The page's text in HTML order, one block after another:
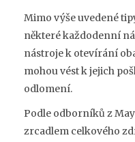
Mimo výše uvedené
některé každodenní
nástroje k otevírání
mohou vést k jejich
odlomení.
Podle odborníků z
zrcadlem celkového